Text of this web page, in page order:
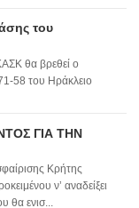
του
θα βρεθεί ο
58 του Ηράκλειο
ΓΙΑ ΤΗΝ
Κρήτης
ν’ αναδείξει
θα ενισ...